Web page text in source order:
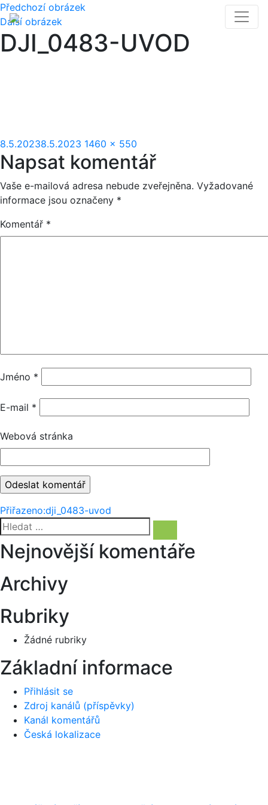
Předchozí obrázek
Další obrázek
DJI_0483-UVOD
Publikováno:
8.5.20238.5.2023 Původní
velikost:
1460 × 550
Napsat komentář
Vaše e-mailová adresa nebude zveřejněna. Vyžadované
informace jsou označeny *
Komentář *
Jméno *
E-mail *
Webová stránka
Navigace
pro
příspěvek
Přiřazeno:dji_0483-uvod
Hledat:
Hledání
Nejnovější komentáře
Archivy
Rubriky
Žádné rubriky
Základní informace
Přihlásit se
Zdroj kanálů (příspěvky)
Kanál komentářů
Česká lokalizace